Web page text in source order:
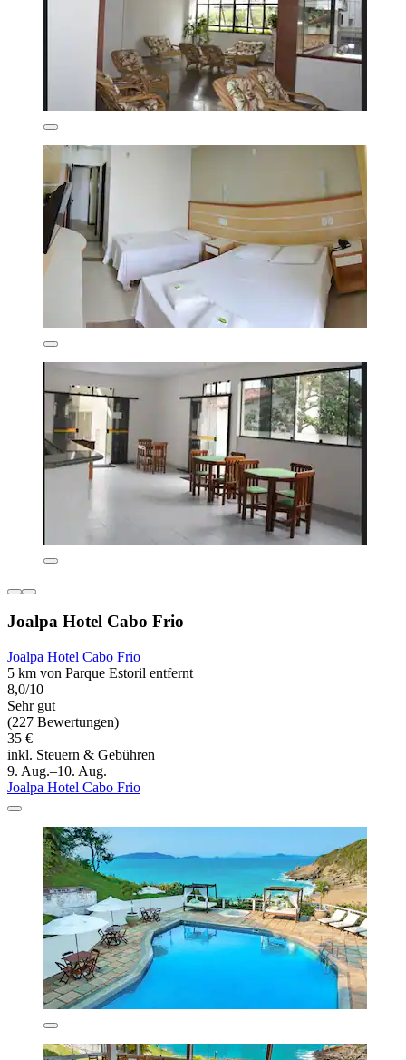
Joalpa Hotel Cabo Frio
Joalpa Hotel Cabo Frio
5 km von Parque Estoril entfernt
8,0/10
Sehr gut
(227 Bewertungen)
35 €
inkl. Steuern & Gebühren
9. Aug.–10. Aug.
Joalpa Hotel Cabo Frio